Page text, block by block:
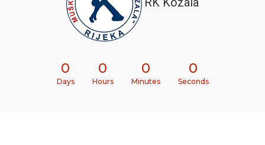
0
Days
0
Hours
0
Minutes
0
Seconds